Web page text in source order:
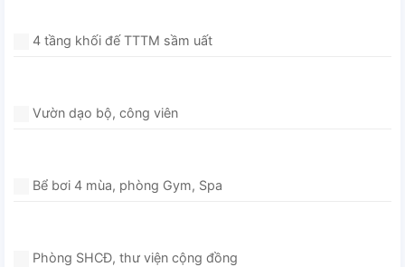
4 tầng khối đế TTTM sầm uất
Vườn dạo bộ, công viên
Bể bơi 4 mùa, phòng Gym, Spa
Phòng SHCĐ, thư viện cộng đồng